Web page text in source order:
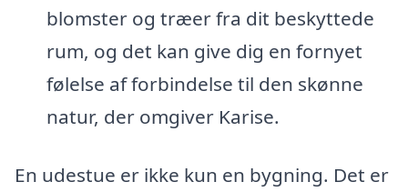
blomster og træer fra dit beskyttede
rum, og det kan give dig en fornyet
følelse af forbindelse til den skønne
natur, der omgiver Karise.
En udestue er ikke kun en bygning. Det er